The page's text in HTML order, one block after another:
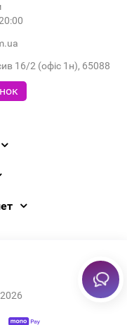
16/2 (офіс 1н), 65088